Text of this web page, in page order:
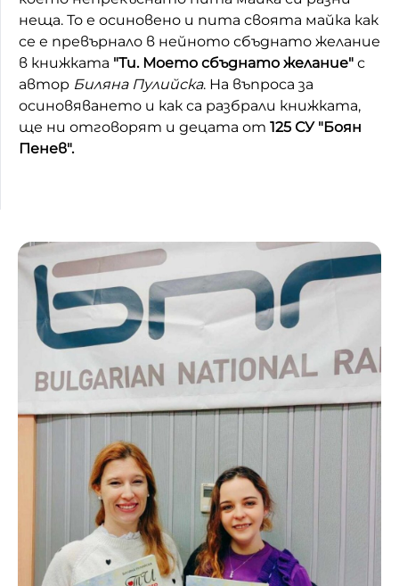
Домашен любимец
Питаме Ви
До ре ми
неща. То е осиновено и пита своята майка как
се е превърнало в нейното сбъднато желание
в книжката "Ти. Моето сбъднато желание" с
автор Биляна Пулийска. На въпроса за
осиновяването и как са разбрали книжката,
ще ни отговорят и децата от 125 СУ "Боян
Пенев".